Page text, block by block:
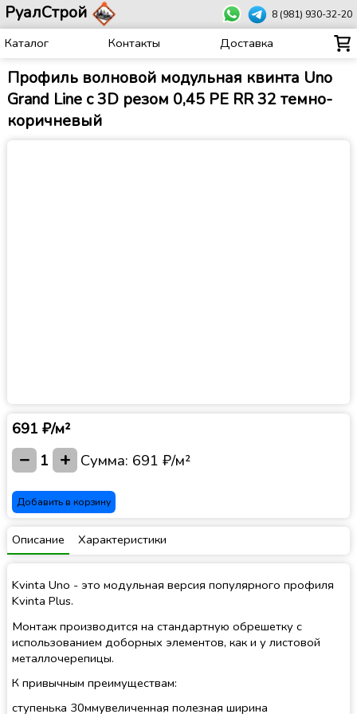
РуалСтрой 8 (981) 930-32-20
Каталог Контакты Доставка
Профиль волновой модульная квинта Uno
Grand Line c 3D резом 0,45 PE RR 32 темно-
коричневый
691 ₽/м²
− 1 + Сумма: 691 ₽/м²
Добавить в корзину
Описание Характеристики
Kvinta Uno - это модульная версия популярного профиля
Kvinta Plus.
Монтаж производится на стандартную обрешетку с
использованием доборных элементов, как и у листовой
металлочерепицы.
К привычным преимуществам:
ступенька 30ммувеличенная полезная ширина